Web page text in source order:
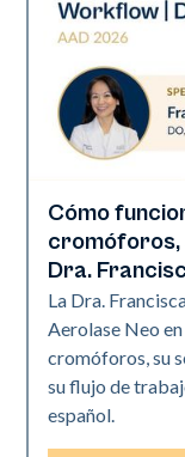
Neo Elite |
Cómo
cromóforos,
Dra.
La Dra.
Aerolase Neo
cromóforos, su
su flujo de
español.